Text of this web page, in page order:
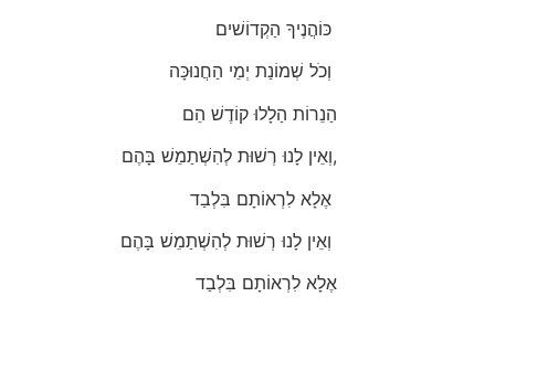
כּוֹהֲנֶיךָ הַקְדוֹשׁים
הַנֵרוֹת הַלָלוּ קוֹדֶשׁ הֵם
וְאֵין לָנוּ רְשׁוּת לְהִשְׁתַמֵשׁ בָּהֶם,
אֶלָא לִרְאוֹתָם בִּלְבַד
אֶלָא לִרְאוֹתָם בִּלְבַד